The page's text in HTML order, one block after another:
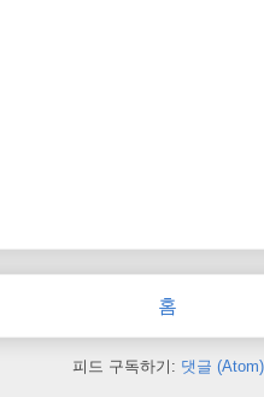
홈
피드 구독하기: 댓글 (Atom)